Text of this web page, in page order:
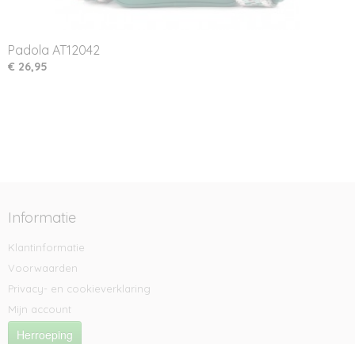
Padola AT12042
€ 26,95
Informatie
Klantinformatie
Voorwaarden
Privacy- en cookieverklaring
Mijn account
Herroeping